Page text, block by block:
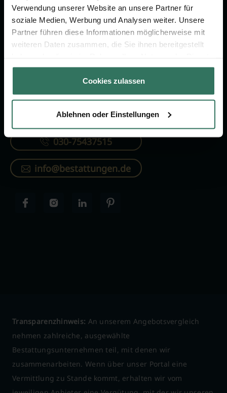
Verwendung unserer Website an unsere Partner für
soziale Medien, Werbung und Analysen weiter. Unsere
Partner führen diese Informationen möglicherweise mit
weiteren Daten zusammen, die Sie ihnen bereitgestellt
gesammelt haben.
Cookies zulassen
Ablehnen oder Einstellungen
FÜR SIE
Vergleich
Verzeichnis
FÜR BESTATTER
Online-Portal
KONTAKTIEREN SIE UNS
030-75437515
info@bestattungen.de
Transparenzhinweis: An unserem Angebotsvergleich
nehmen zahlreiche, ausgewählte
Bestattungsunternehmen teil, mit denen wir
zusammenarbeiten. Wenn über unser Portal eine
Vermittlung zu Stande kommt, erhalten wir vom